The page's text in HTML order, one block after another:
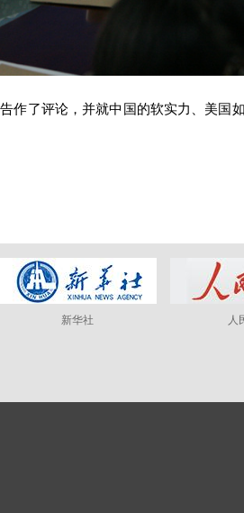
作了评论，并就中国的软实力、美国
新华社 人